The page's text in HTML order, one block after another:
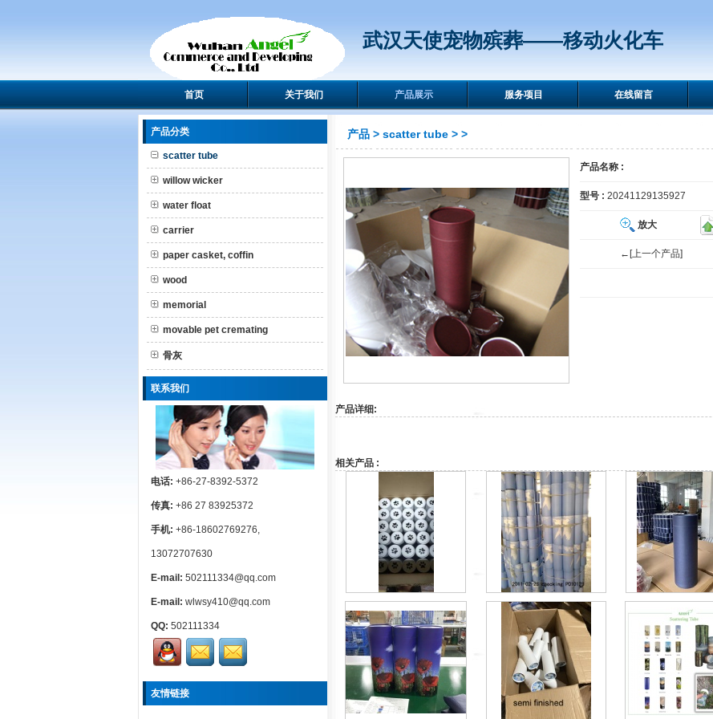
武汉天使宠物殡葬——移动火化车
首页 关于我们 产品展示 服务项目 在线留言
产品分类
scatter tube
willow wicker
water float
carrier
paper casket, coffin
wood
memorial
movable pet cremating
骨灰
联系我们
电话: +86-27-8392-5372
传真: +86 27 83925372
手机: +86-18602769276,
13072707630
E-mail: 502111334@qq.com
E-mail: wlwsy410@qq.com
QQ: 502111334
友情链接
产品 > scatter tube > >
产品名称 :
型号 : 20241129135927
放大
←[上一个产品]
产品详细:
相关产品 :